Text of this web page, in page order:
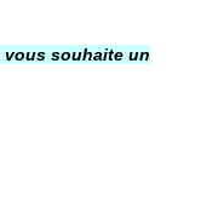
vous souhaite un